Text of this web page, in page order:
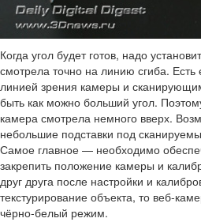
Когда угол будет готов, надо
смотрела точно на линию сгиба.
линией зрения камеры и
быть как можно больший угол.
камера смотрела немного вверх.
небольшие подставки под
Самое главное — необходимо
закрепить положение камеры и
друг друга после настройки и
текстурирование объекта, то веб-
чёрно-белый режим.